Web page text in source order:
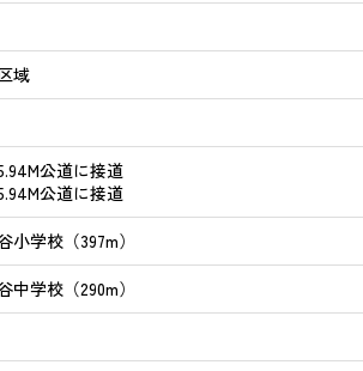
域
公道に接道
公道に接道
小学校（397m）
中学校（290m）